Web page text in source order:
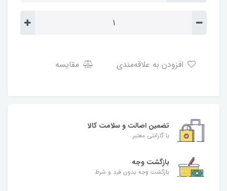
مقایسه
تضمین اصالت و سلامت کالا
با گارانتی معتبر
بازگشت وجه
بازگشت وجه بدون قید و شرط